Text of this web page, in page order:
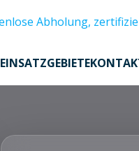
EINSATZGEBIETE